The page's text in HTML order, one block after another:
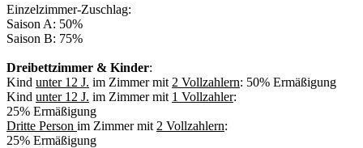
Einzelzimmer-Zuschlag:
Saison A: 50%
Saison B: 75%
Dreibettzimmer & Kinder:
Kind unter 12 J. im Zimmer mit 2 Vollzahlern: 50% Ermäßigung
Kind unter 12 J. im Zimmer mit 1 Vollzahler:
25% Ermäßigung
Dritte Person im Zimmer mit 2 Vollzahlern:
25% Ermäßigung